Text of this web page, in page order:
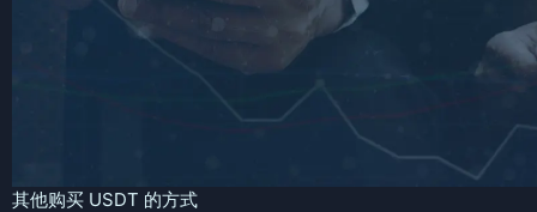
其他购买 USDT 的方式